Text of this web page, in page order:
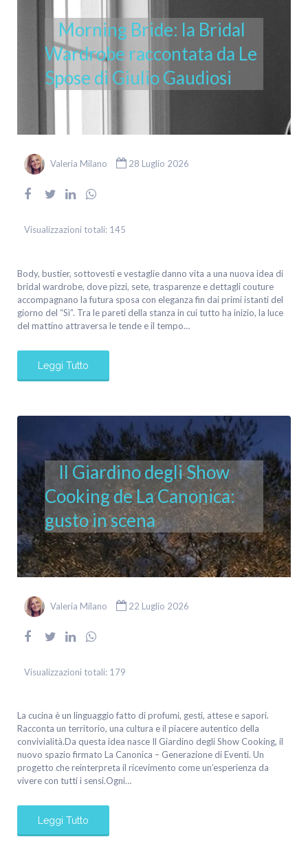
Morning Bride: la Bridal
Wardrobe raccontata da Le
Spose di Giulio Gaudiosi
Valeria Milano 28 Luglio 2026
Visualizzazioni totali: 145
Body, bustier, sottovesti e vestaglie danno vita a una nuova idea di
bridal wardrobe, dove pizzi, sete, trasparenze e dettagli couture
accompagnano la futura sposa con eleganza fin dai primi istanti del
giorno del “Sì”. Tra le pareti della stanza in cui tutto ha inizio, la luce
del mattino attraversa le tende e il tempo…
Leggi Tutto
Il Giardino degli Show
Cooking de La Canonica:
gusto in scena
Valeria Milano 22 Luglio 2026
Visualizzazioni totali: 179
La cucina è un linguaggio fatto di profumi, gesti, attese e sapori.
Racconta un territorio, una cultura e il piacere autentico della
convivialità.Da questa idea nasce Il Giardino degli Show Cooking, il
nuovo spazio firmato La Canonica – Generazione di Eventi. Un
progetto che reinterpreta il ricevimento come un’esperienza da
vivere con tutti i sensi.Ogni…
Leggi Tutto